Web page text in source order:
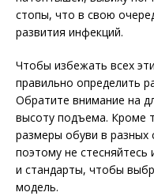
стопы, что в свою
развития инфекций.
Чтобы избежать всех
правильно определить
Обратите внимание на
высоту подъема. Кроме
размеры обуви в разных
поэтому не
и стандарты, чтобы
модель.